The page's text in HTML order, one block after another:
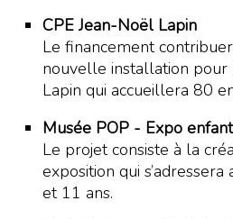
CPE Jean-Noël Lapin
Le financement
nouvelle installation pour
Lapin qui accueillera 80
Musée POP - Expo
Le projet consiste à la
exposition qui
et 11 ans.